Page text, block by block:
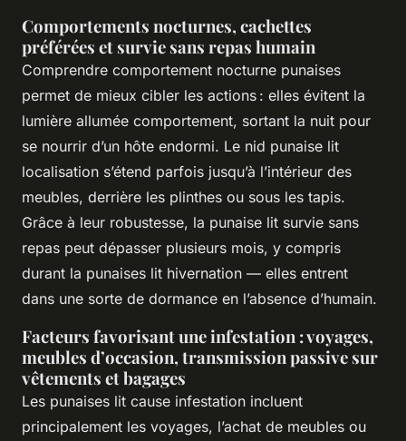
Comportements nocturnes, cachettes
préférées et survie sans repas humain
Comprendre comportement nocturne punaises
permet de mieux cibler les actions : elles évitent la
lumière allumée comportement, sortant la nuit pour
se nourrir d’un hôte endormi. Le nid punaise lit
localisation s’étend parfois jusqu’à l’intérieur des
meubles, derrière les plinthes ou sous les tapis.
Grâce à leur robustesse, la punaise lit survie sans
repas peut dépasser plusieurs mois, y compris
durant la punaises lit hivernation — elles entrent
dans une sorte de dormance en l’absence d’humain.
Facteurs favorisant une infestation : voyages,
meubles d’occasion, transmission passive sur
vêtements et bagages
Les punaises lit cause infestation incluent
principalement les voyages, l’achat de meubles ou